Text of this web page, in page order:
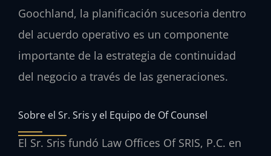
Goochland, la planificación sucesoria dentro
del acuerdo operativo es un componente
importante de la estrategia de continuidad
del negocio a través de las generaciones.
Sobre el Sr. Sris y el Equipo de Of Counsel
El Sr. Sris fundó Law Offices Of SRIS, P.C. en